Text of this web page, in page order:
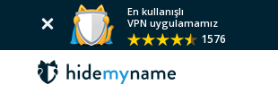
En kullanışlı
VPN uygulamamız
1576